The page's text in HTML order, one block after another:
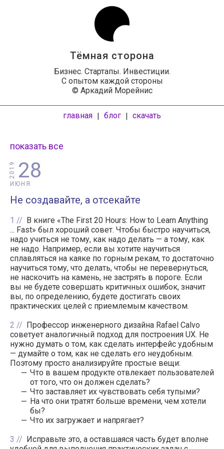
Тёмная сторона
Бизнес. Стартапы. Инвестиции.
С опытом каждой стороны
© Аркадий Морейнис
главная | блог | скачать
показать все
28
ИЮНЯ
2019
Не создавайте, а отсекайте
1
В книге «The First 20 Hours: How to Learn Anything
... Fast» был хороший совет. Чтобы быстро научиться,
надо учиться не тому, как надо делать — а тому, как
не надо. Например, если вы хотите научиться
сплавляться на каяке по горным рекам, то достаточно
научиться тому, что делать, чтобы не перевернуться,
не наскочить на камень, не застрять в пороге. Если
вы не будете совершать критичных ошибок, значит
вы, по определению, будете достигать своих
практических целей с приемлемым качеством.
2
Профессор инженерного дизайна Rafael Calvo
советует аналогичный подход для построения UX. Не
нужно думать о том, как сделать интерфейс удобным
— думайте о том, как не сделать его неудобным.
Поэтому просто анализируйте простые вещи:
Что в вашем продукте отвлекает пользователей
от того, что он должен сделать?
Что заставляет их чувствовать себя тупыми?
На что они тратят больше времени, чем хотели
бы?
Что их загружает и напрягает?
3
Исправьте это, а оставшаяся часть будет вполне